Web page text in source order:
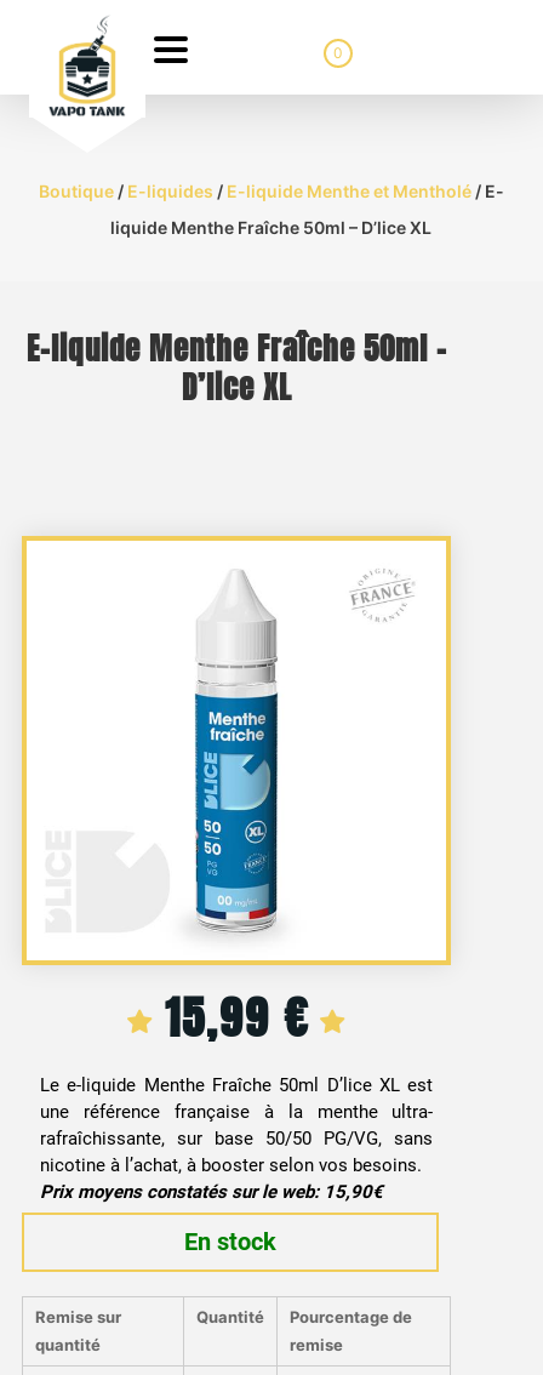
0
Boutique/ E-liquides / E-liquide Menthe et Mentholé/ E-
liquide Menthe Fraîche 50ml – D’lice XL
E-liquide Menthe Fraîche 50ml –
D’lice XL
15,99 €
Le e-liquide Menthe Fraîche 50ml D’lice XL est
une référence française à la menthe ultra-
rafraîchissante, sur base 50/50 PG/VG, sans
nicotine à l’achat, à booster selon vos besoins.
Prix moyens constatés sur le web: 15,90€
En stock
Remise sur
quantité
Quantité
Pourcentage de
remise